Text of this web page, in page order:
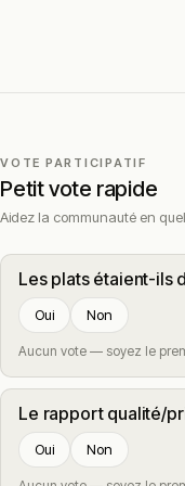
VOTE PARTICIPATIF
Petit vote rapide
Aidez la communauté en
Les plats étaient-ils
Oui Non
Aucun vote — soyez le
Le rapport qualité/
Oui Non